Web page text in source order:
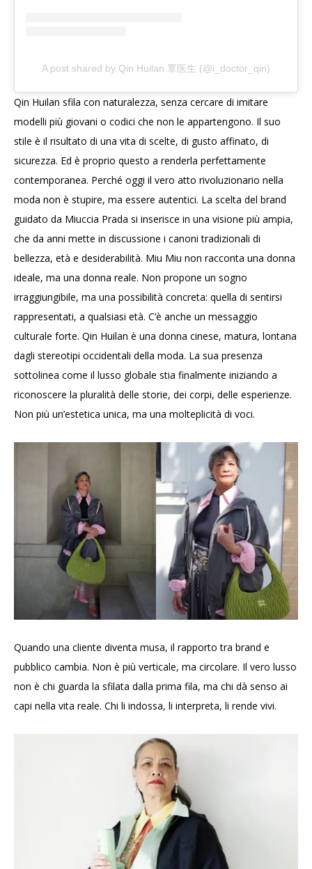
A post shared by Qin Huilan 覃医生 (@i_doctor_qin)
Qin Huilan sfila con naturalezza, senza cercare di imitare
modelli più giovani o codici che non le appartengono. Il suo
stile è il risultato di una vita di scelte, di gusto affinato, di
sicurezza. Ed è proprio questo a renderla perfettamente
contemporanea. Perché oggi il vero atto rivoluzionario nella
moda non è stupire, ma essere autentici. La scelta del brand
guidato da Miuccia Prada si inserisce in una visione più ampia,
che da anni mette in discussione i canoni tradizionali di
bellezza, età e desiderabilità. Miu Miu non racconta una donna
ideale, ma una donna reale. Non propone un sogno
irraggiungibile, ma una possibilità concreta: quella di sentirsi
rappresentati, a qualsiasi età. C’è anche un messaggio
culturale forte. Qin Huilan è una donna cinese, matura, lontana
dagli stereotipi occidentali della moda. La sua presenza
sottolinea come il lusso globale stia finalmente iniziando a
riconoscere la pluralità delle storie, dei corpi, delle esperienze.
Non più un’estetica unica, ma una molteplicità di voci.
Quando una cliente diventa musa, il rapporto tra brand e
pubblico cambia. Non è più verticale, ma circolare. Il vero lusso
non è chi guarda la sfilata dalla prima fila, ma chi dà senso ai
capi nella vita reale. Chi li indossa, li interpreta, li rende vivi.